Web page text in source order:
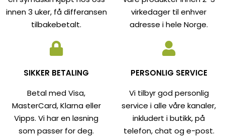
innen 3 uker, få differansen
tilbakebetalt.
virkedager til enhver
adresse i hele Norge.
SIKKER BETALING
Betal med Visa,
MasterCard, Klarna eller
Vipps. Vi har en løsning
som passer for deg.
PERSONLIG SERVICE
Vi tilbyr god personlig
service i alle våre kanaler,
inkludert i butikk, på
telefon, chat og e-post.